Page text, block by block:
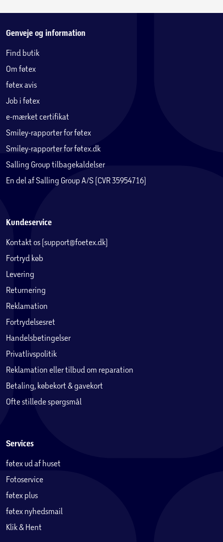
Genveje og information
Find butik
Om føtex
føtex avis
Job i føtex
e-mærket certifikat
Smiley-rapporter for føtex
Smiley-rapporter for føtex.dk
Salling Group tilbagekaldelser
En del af Salling Group A/S (CVR 35954716)
Kundeservice
Kontakt os (support@foetex.dk)
Fortryd køb
Levering
Returnering
Reklamation
Fortrydelsesret
Handelsbetingelser
Privatlivspolitik
Reklamation eller tilbud om reparation
Betaling, købekort & gavekort
Ofte stillede spørgsmål
Services
føtex ud af huset
Fotoservice
føtex plus
føtex nyhedsmail
Klik & Hent